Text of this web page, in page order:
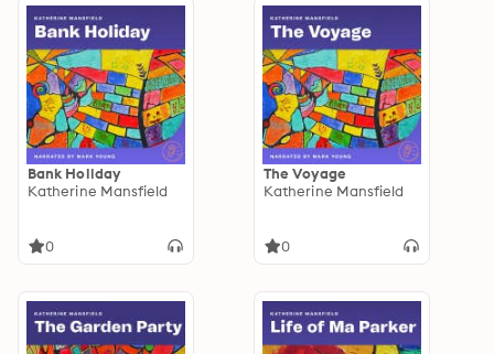
Bank Holiday
Katherine Mansfield
0
The Voyage
Katherine Mansfield
0